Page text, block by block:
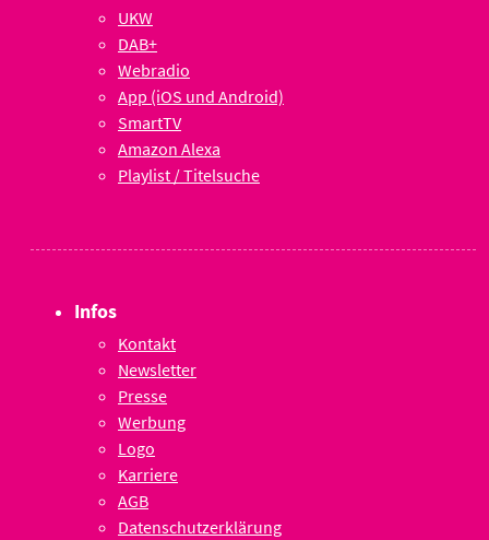
UKW
DAB+
Webradio
App (iOS und Android)
SmartTV
Amazon Alexa
Playlist / Titelsuche
Infos
Kontakt
Newsletter
Presse
Werbung
Logo
Karriere
AGB
Datenschutzerklärung